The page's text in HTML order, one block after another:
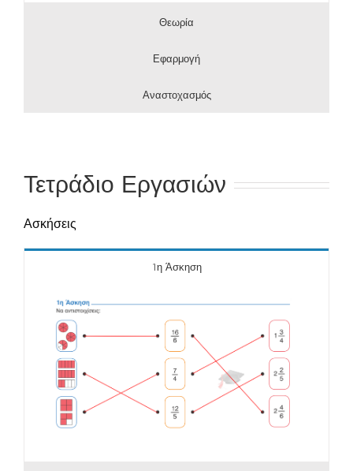
Θεωρία
Εφαρμογή
Αναστοχασμός
Τετράδιο Εργασιών
Ασκήσεις
1η Άσκηση